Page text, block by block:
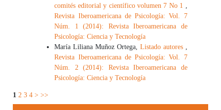
comités editorial y científico volumen 7 No 1 ,
Revista Iberoamericana de Psicología: Vol. 7
Núm. 1 (2014): Revista Iberoamericana de
Psicología: Ciencia y Tecnología
María Liliana Muñoz Ortega, Listado autores ,
Revista Iberoamericana de Psicología: Vol. 7
Núm. 2 (2014): Revista Iberoamericana de
Psicología: Ciencia y Tecnología
1 2 3 4 > >>